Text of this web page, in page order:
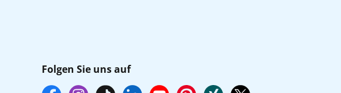
Folgen Sie uns auf